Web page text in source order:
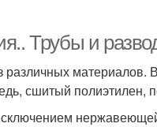
Трубы и
материалов.
сшитый полиэтилен,